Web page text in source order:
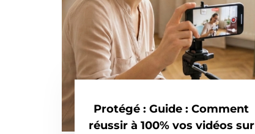
Protégé : Guide : Comment
réussir à 100% vos vidéos sur